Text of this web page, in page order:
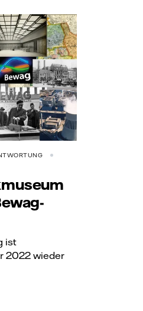
ist
2022 wieder